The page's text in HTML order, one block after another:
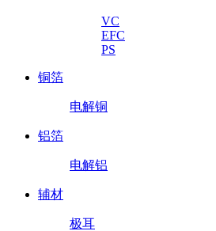
VC
EFC
PS
铜箔
电解铜
铝箔
电解铝
辅材
极耳